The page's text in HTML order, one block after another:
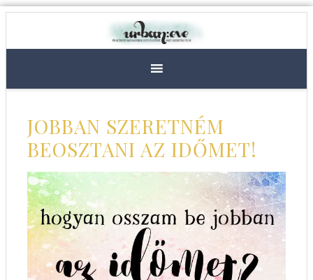
JOBBAN SZERETNÉM
BEOSZTANI AZ IDŐMET!